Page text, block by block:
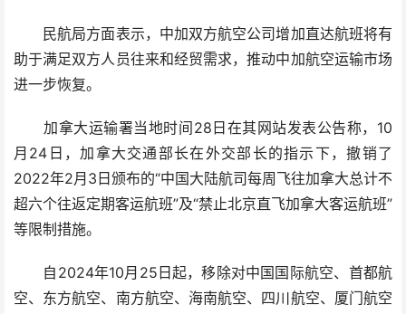
民航局方面表示，中加双方航空公司增加直达航班将有
助于满足双方人员往来和经贸需求，推动中加航空运输市场
进一步恢复。
加拿大运输署当地时间28日在其网站发表公告称，10
月24日，加拿大交通部长在外交部长的指示下，撤销了
2022年2月3日颁布的“中国大陆航司每周飞往加拿大总计不
超六个往返定期客运航班”及“禁止北京直飞加拿大客运航班”
等限制措施。
自2024年10月25日起，移除对中国国际航空、首都航
空、东方航空、南方航空、海南航空、四川航空、厦门航空